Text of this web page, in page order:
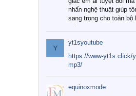
nhấn nghệ thuật giúp
sang trọng cho toàn bộ
Tuy nhiên, giữa thị
với vô vàn thương hiệu
như hiện nay, làm thế
được những bộ chăn
cấp thực sự chất
khí hậu và nhu cầu sử
Y
yt1syoutube
https://www-yt1s.click/
mp3/
equinoxmode